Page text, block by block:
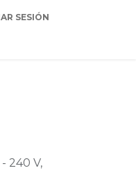
SESIÓN
240 V,